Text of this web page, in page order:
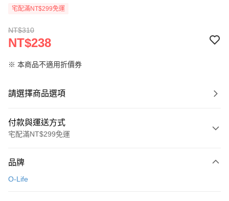
宅配滿NT$299免運
NT$310
NT$238
※ 本商品不適用折價券
請選擇商品選項
付款與運送方式
宅配滿NT$299免運
信用卡一次付款
品牌
O-Life